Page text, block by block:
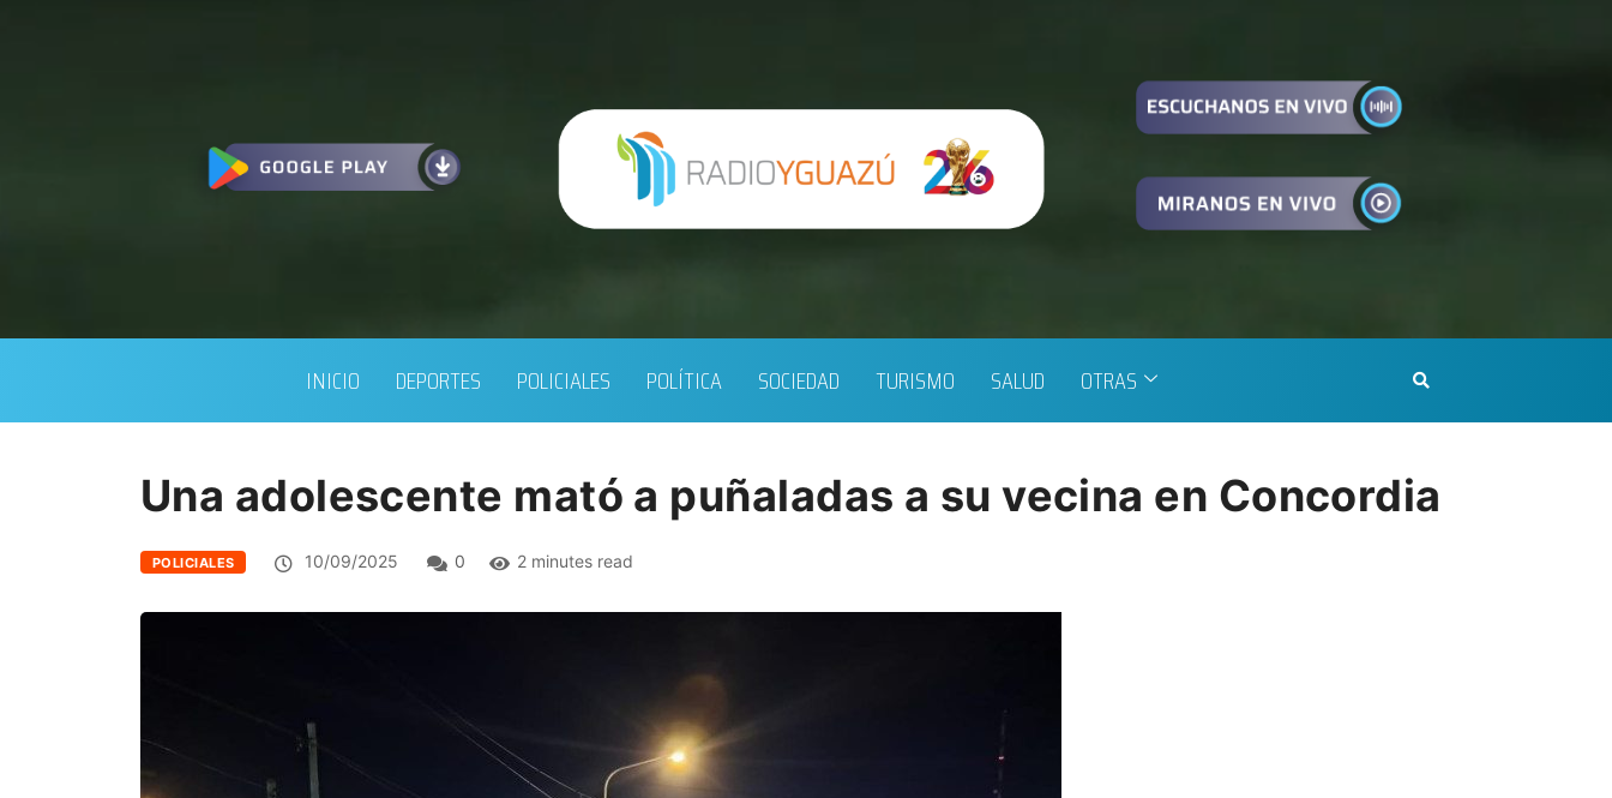
INICIO DEPORTES POLICIALES POLÍTICA SOCIEDAD TURISMO SALUD OTRAS
Una adolescente mató a puñaladas a su vecina en Concordia
POLICIALES 10/09/2025 0 2 minutes read